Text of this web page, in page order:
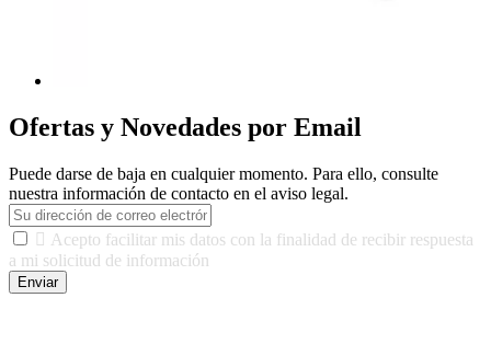
Ofertas y Novedades por Email
Puede darse de baja en cualquier momento. Para ello, consulte
nuestra información de contacto en el aviso legal.
 Acepto facilitar mis datos con la finalidad de recibir respuesta
a mi solicitud de información
Enviar